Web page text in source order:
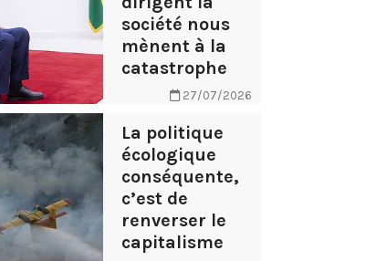
société nous
mènent à la
catastrophe
27/07/2026
La politique
écologique
conséquente,
c’est de
renverser le
capitalisme